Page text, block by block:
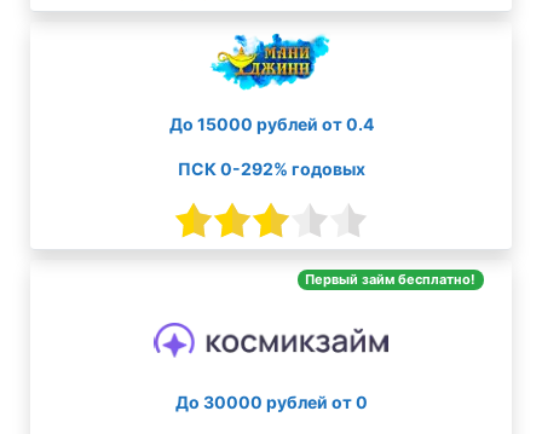
До 15000 рублей от 0.4
ПСК 0-292% годовых
Первый займ бесплатно!
До 30000 рублей от 0